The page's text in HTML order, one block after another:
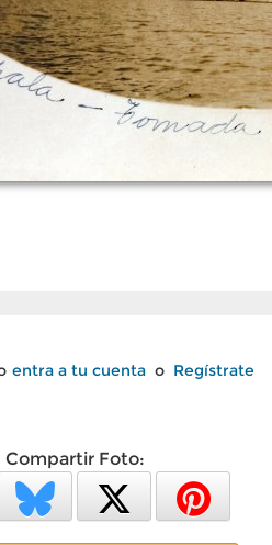
entra a tu cuenta o Regístrate
Compartir Foto: